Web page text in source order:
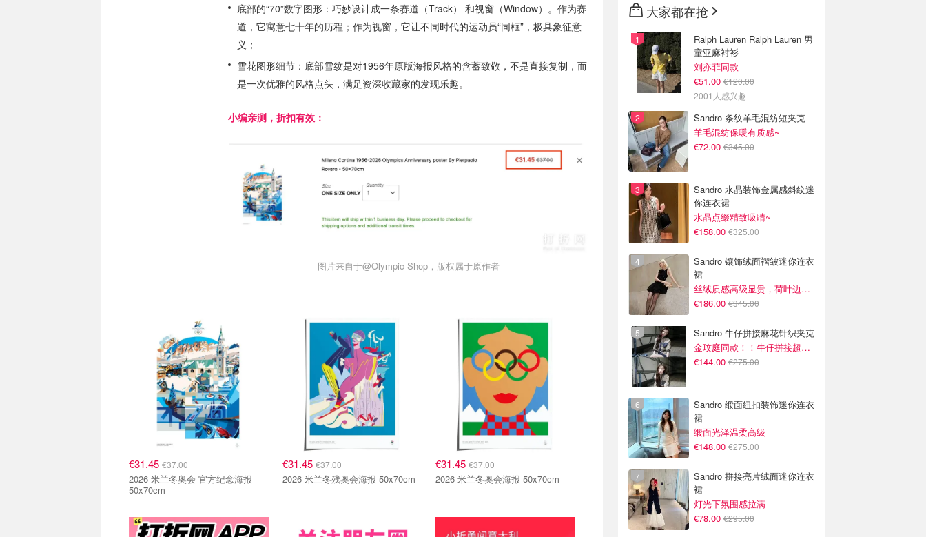
底部的“70”数字图形：巧妙设计成一条赛道（Track） 和视窗（Window）。作为赛
道，它寓意七十年的历程；作为视窗，它让不同时代的运动员“同框”，极具象征意
义；
雪花图形细节：底部雪纹是对1956年原版海报风格的含蓄致敬，不是直接复制，而
是一次优雅的风格点头，满足资深收藏家的发现乐趣。
小编亲测，折扣有效：
图片来自于@Olympic Shop，版权属于原作者
€31.45 €37.00
2026 米兰冬奥会 官方纪念海报
50x70cm
抢购直达
€31.45€37.00
2026 米兰冬残奥会海报 50x70cm
抢购直达
€31.45 €37.00
2026 米兰冬奥会海报 50x70cm
关注我们~
大家都在抢
Ralph Lauren Ralph Lauren 男
童亚麻衬衫
刘亦菲同款
€51.00 €120.00
2001人感兴趣
Sandro 条纹羊毛混纺短夹克
羊毛混纺保暖有质感~
€72.00 €345.00
Sandro 水晶装饰金属感斜纹迷
你连衣裙
水晶点缀精致吸睛~
€158.00 €325.00
Sandro 镶饰绒面褶皱迷你连衣
裙
丝绒质感高级显贵，荷叶边设计灵动又浪漫
€186.00 €345.00
Sandro 牛仔拼接麻花针织夹克
金玟庭同款！！牛仔拼接超有层次感
€144.00 €275.00
Sandro 缎面纽扣装饰迷你连衣
裙
缎面光泽温柔高级
€148.00 €275.00
Sandro 拼接亮片绒面迷你连衣
裙
灯光下氛围感拉满
€78.00 €295.00